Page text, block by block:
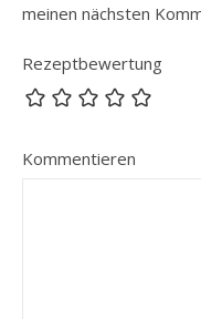
meinen nächsten
Rezeptbewertung
Kommentieren